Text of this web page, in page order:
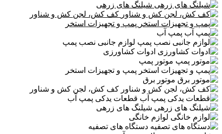
شیلنگ های زرهی
کف کش، لجن کش و شناور
پمپ و تجهیزات استخر
پمپ آب
لوازم جانبی نصب پمپ
ادوات کشاورزی
موتور پمپ
پمپ و تجهیزات استخر
موتور برق
کف کش، لجن کش و شناور
قطعات یدکی پمپ آب
شیلنگ های زرهی
لوازم خانگی
دستگاه های تصفیه